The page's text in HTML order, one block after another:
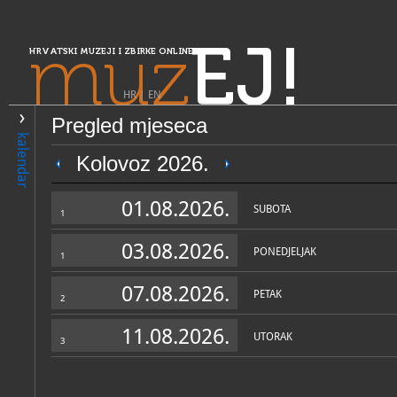
HRVATSKI MUZEJI I ZBIRKE ONLINE
muzEJ!
HR| EN
kalendar
Pregled mjeseca
Kolovoz 2026.
1 01.08.2026. SUBOTA
1 03.08.2026. PONEDJELJAK
2 07.08.2026. PETAK
3 11.08.2026. UTORAK
PRETRAŽIVANJE
Središnja Hrvatska
Zbirka franjevačkog
OPĆI PODACI